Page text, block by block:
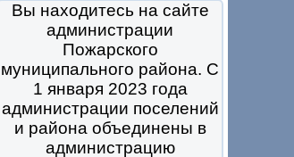
Вы находитесь на сайте
администрации
Пожарского
муниципального района. С
1 января 2023 года
администрации поселений
и района объединены в
администрацию